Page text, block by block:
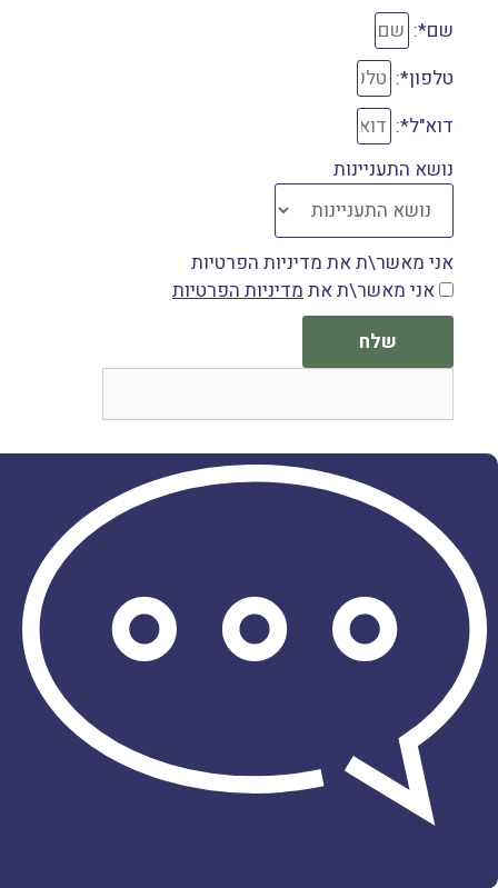
שם*:
טלפון*:
דוא"ל*:
נושא התעניינות
אני מאשר\ת את מדיניות הפרטיות
אני מאשר\ת את מדיניות הפרטיות
שלח